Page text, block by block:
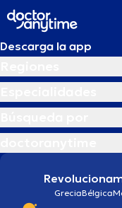
Descarga la app
GreciaBélgica